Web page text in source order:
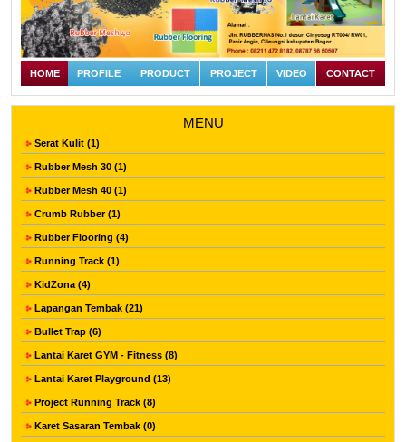
HOME PROFILE PRODUCT PROJECT VIDEO CONTACT
MENU
Serat Kulit (1)
Rubber Mesh 30 (1)
Rubber Mesh 40 (1)
Crumb Rubber (1)
Rubber Flooring (4)
Running Track (1)
KidZona (4)
Lapangan Tembak (21)
Bullet Trap (6)
Lantai Karet GYM - Fitness (8)
Lantai Karet Playground (13)
Project Running Track (8)
Karet Sasaran Tembak (0)